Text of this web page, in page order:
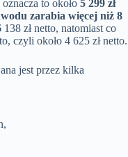
to około 5 299 zł
zarabia więcej niż 8
138 zł netto, natomiast co
czyli około 4 625 zł netto.
jest przez kilka